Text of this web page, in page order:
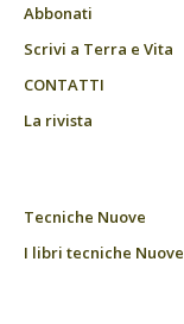
Abbonati
Scrivi a Terra e Vita
CONTATTI
La rivista
Tecniche Nuove
I libri tecniche Nuove